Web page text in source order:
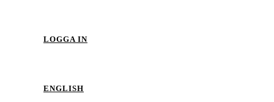
LOGGA IN
ENGLISH